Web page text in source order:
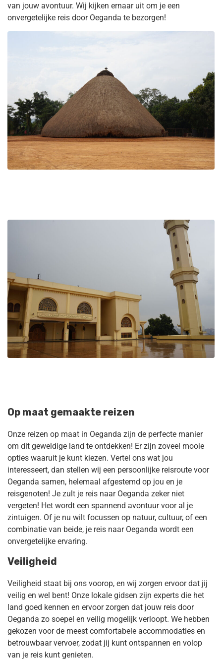
van jouw avontuur. Wij kijken ernaar uit om je een
onvergetelijke reis door Oeganda te bezorgen!
Op maat gemaakte reizen
Onze reizen op maat in Oeganda zijn de perfecte manier
om dit geweldige land te ontdekken! Er zijn zoveel mooie
opties waaruit je kunt kiezen. Vertel ons wat jou
interesseert, dan stellen wij een persoonlijke reisroute voor
Oeganda samen, helemaal afgestemd op jou en je
reisgenoten! Je zult je reis naar Oeganda zeker niet
vergeten! Het wordt een spannend avontuur voor al je
zintuigen. Of je nu wilt focussen op natuur, cultuur, of een
combinatie van beide, je reis naar Oeganda wordt een
onvergetelijke ervaring.
Veiligheid
Veiligheid staat bij ons voorop, en wij zorgen ervoor dat jij
veilig en wel bent! Onze lokale gidsen zijn experts die het
land goed kennen en ervoor zorgen dat jouw reis door
Oeganda zo soepel en veilig mogelijk verloopt. We hebben
gekozen voor de meest comfortabele accommodaties en
betrouwbaar vervoer, zodat jij kunt ontspannen en volop
van je reis kunt genieten.